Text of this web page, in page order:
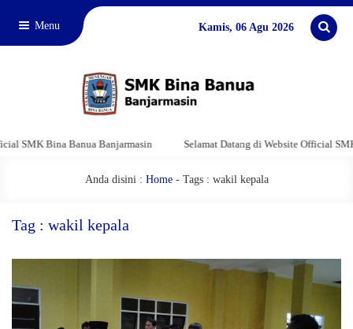
Menu Kamis, 06 Agu 2026
Bina Banua Banjarmasin Selamat Datang di Website Official SMK
Anda disini : Home- Tags : wakil kepala
Tag : wakil kepala